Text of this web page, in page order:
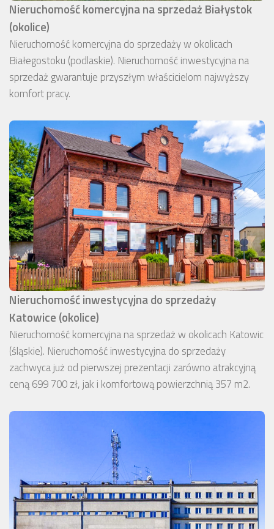
Nieruchomość komercyjna na sprzedaż Białystok
(okolice)
Nieruchomość komercyjna do sprzedaży w okolicach
Białegostoku (podlaskie). Nieruchomość inwestycyjna na
sprzedaż gwarantuje przyszłym właścicielom najwyższy
komfort pracy.
Nieruchomość inwestycyjna do sprzedaży
Katowice (okolice)
Nieruchomość komercyjna na sprzedaż w okolicach Katowic
(śląskie). Nieruchomość inwestycyjna do sprzedaży
zachwyca już od pierwszej prezentacji zarówno atrakcyjną
ceną 699 700 zł, jak i komfortową powierzchnią 357 m2.